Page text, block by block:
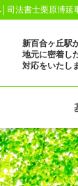
司法書士栗原博延
新百合ヶ丘駅
地元に密着し
対応をいたし